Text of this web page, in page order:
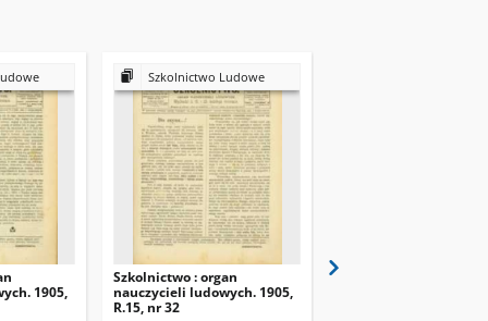
1905,
Szkolnictwo Ludowe
Szkolnictwo : organ
nauczycieli ludowych. 1905,
R.15, nr 32